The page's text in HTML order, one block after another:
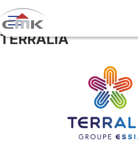
to
content
Programmes neufs
Comprendre les aides à l’accession
TERRALIA